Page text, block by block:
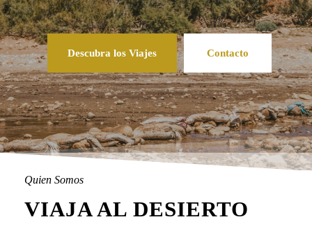
Descubra los Viajes Contacto
Quien Somos
VIAJA AL DESIERTO